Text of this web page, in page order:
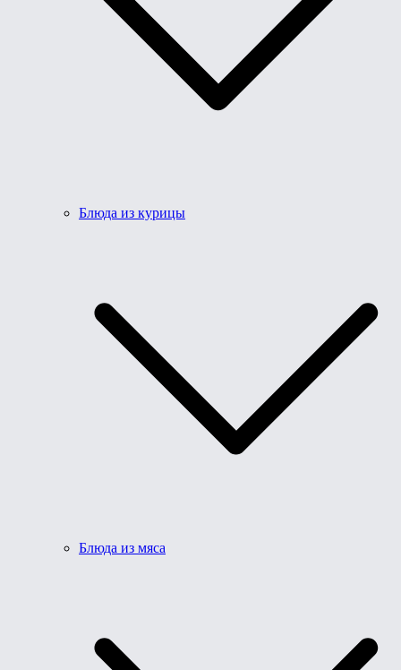
Блюда из курицы
Блюда из мяса